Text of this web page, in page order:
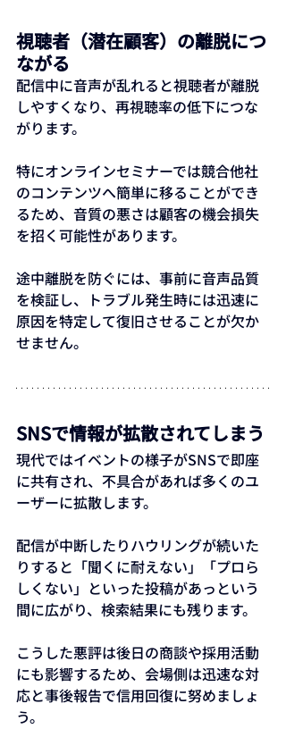
視聴者（潜在顧客）の離脱につ
ながる
配信中に音声が乱れると視聴者が離脱
しやすくなり、再視聴率の低下につな
がります。
特にオンラインセミナーでは競合他社
のコンテンツへ簡単に移ることができ
るため、音質の悪さは顧客の機会損失
を招く可能性があります。
途中離脱を防ぐには、事前に音声品質
を検証し、トラブル発生時には迅速に
原因を特定して復旧させることが欠か
せません。
SNSで情報が拡散されてしまう
現代ではイベントの様子がSNSで即座
に共有され、不具合があれば多くのユ
ーザーに拡散します。
配信が中断したりハウリングが続いた
りすると「聞くに耐えない」「プロら
しくない」といった投稿があっという
間に広がり、検索結果にも残ります。
こうした悪評は後日の商談や採用活動
にも影響するため、会場側は迅速な対
応と事後報告で信用回復に努めましょ
う。